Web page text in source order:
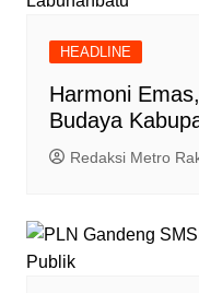
HEADLINE
Harmoni
Budaya
Redaksi Metro